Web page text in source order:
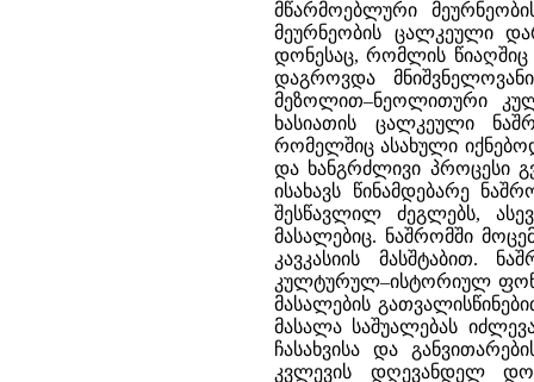
მწარმოებლური
მეურნეობის ცალკეული
დონესაც, რომლის წიაღშიც
დაგროვდა
მეზოლით–ნეოლითური
ხასიათის ცალკეული
რომელშიც ასახული
და ხანგრძლივი პროცესი
ისახავს წინამდებარე
შესწავლილ ძეგლებს,
მასალებიც. ნაშრომში
კავკასიის მასშტაბით.
კულტურულ–ისტორიულ
მასალების
მასალა საშუალებას
ჩასახვისა და
კვლევის დღევანდელ